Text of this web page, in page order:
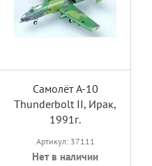
Самолёт A-10
Thunderbolt II, Ирак,
1991г.
Артикул: 37111
Нет в наличии